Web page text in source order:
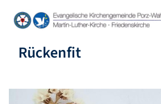
Rückenfit